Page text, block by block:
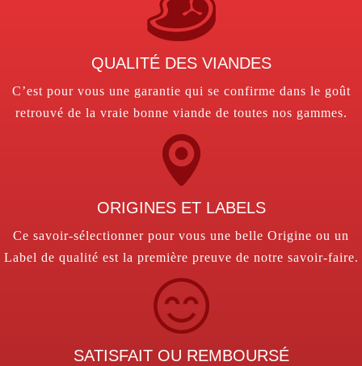
QUALITÉ DES VIANDES
C’est pour vous une garantie qui se confirme dans le goût
retrouvé de la vraie bonne viande de toutes nos gammes.
ORIGINES ET LABELS
Ce savoir-sélectionner pour vous une belle Origine ou un
Label de qualité est la première preuve de notre savoir-faire.
SATISFAIT OU REMBOURSÉ